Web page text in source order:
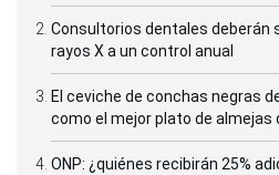
Consultorios dentales deberán
rayos X a un control anual
El ceviche de conchas negras
como el mejor plato de almejas
ONP: ¿quiénes recibirán 25%